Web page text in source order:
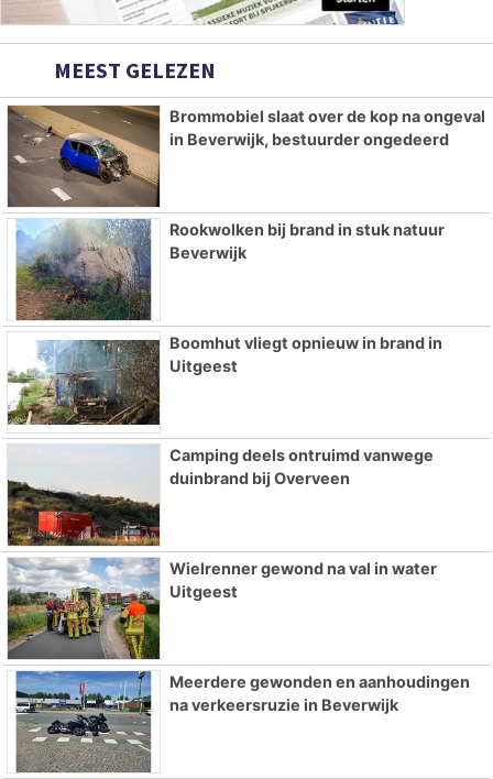
MEEST GELEZEN
Brommobiel slaat over de kop na ongeval
in Beverwijk, bestuurder ongedeerd
Rookwolken bij brand in stuk natuur
Beverwijk
Boomhut vliegt opnieuw in brand in
Uitgeest
Camping deels ontruimd vanwege
duinbrand bij Overveen
Wielrenner gewond na val in water
Uitgeest
Meerdere gewonden en aanhoudingen
na verkeersruzie in Beverwijk